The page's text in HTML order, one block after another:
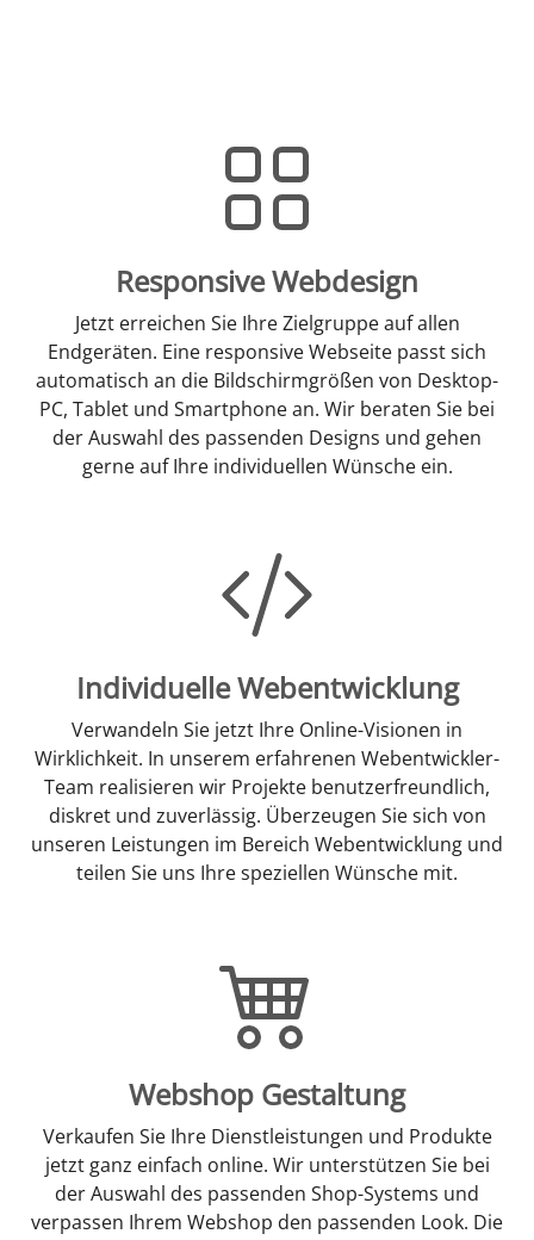
Responsive Webdesign
Jetzt erreichen Sie Ihre Zielgruppe auf allen
Endgeräten. Eine responsive Webseite passt sich
automatisch an die Bildschirmgrößen von Desktop-
PC, Tablet und Smartphone an. Wir beraten Sie bei
der Auswahl des passenden Designs und gehen
gerne auf Ihre individuellen Wünsche ein.
Individuelle Webentwicklung
Verwandeln Sie jetzt Ihre Online-Visionen in
Wirklichkeit. In unserem erfahrenen Webentwickler-
Team realisieren wir Projekte benutzerfreundlich,
diskret und zuverlässig. Überzeugen Sie sich von
unseren Leistungen im Bereich Webentwicklung und
teilen Sie uns Ihre speziellen Wünsche mit.
Webshop Gestaltung
Verkaufen Sie Ihre Dienstleistungen und Produkte
jetzt ganz einfach online. Wir unterstützen Sie bei
der Auswahl des passenden Shop-Systems und
verpassen Ihrem Webshop den passenden Look. Die